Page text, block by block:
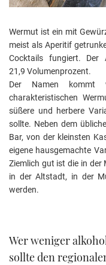
Wermut ist ein mit
meist als Aperitif
Cocktails fungiert. Der
21,9 Volumenprozent.
Der Namen
charakteristischen
süßere und herbere
sollte. Neben dem
Bar, von der kleinsten
eigene hausgemachte
Ziemlich gut ist die in der
in der Altstadt, in der
werden.
Wer weniger
sollte den